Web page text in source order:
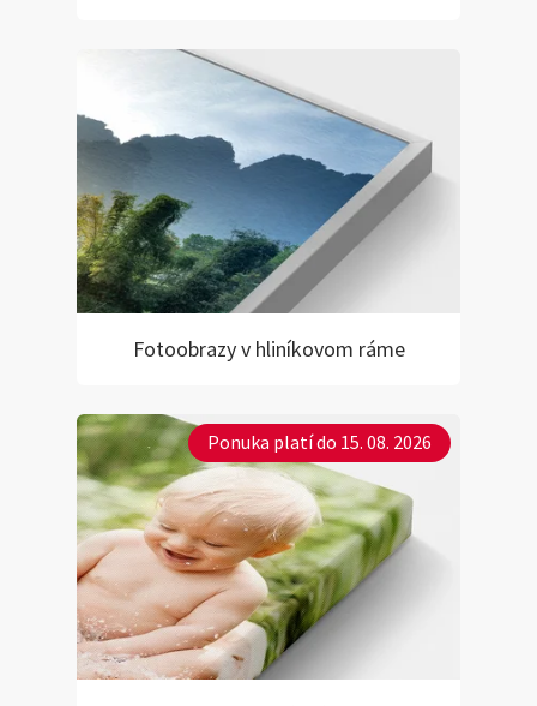
Fotoobrazy v hliníkovom ráme
Ponuka platí do 15. 08. 2026